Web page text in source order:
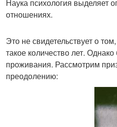
Наука психология выделяет
отношениях.
Это не свидетельствует о
такое количество лет.
проживания. Рассмотрим
преодолению: